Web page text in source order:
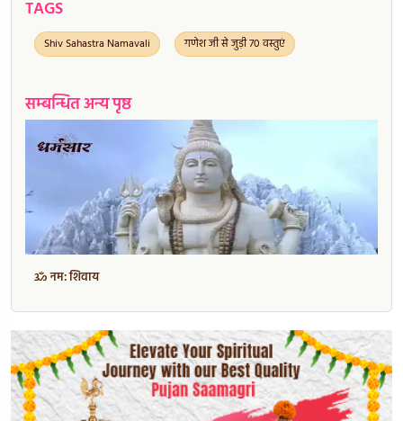
TAGS
Shiv Sahastra Namavali गणेश जी से जुड़ी 70 वस्तुएं
सम्बन्धित अन्य पृष्ठ
ॐ नम: शिवाय